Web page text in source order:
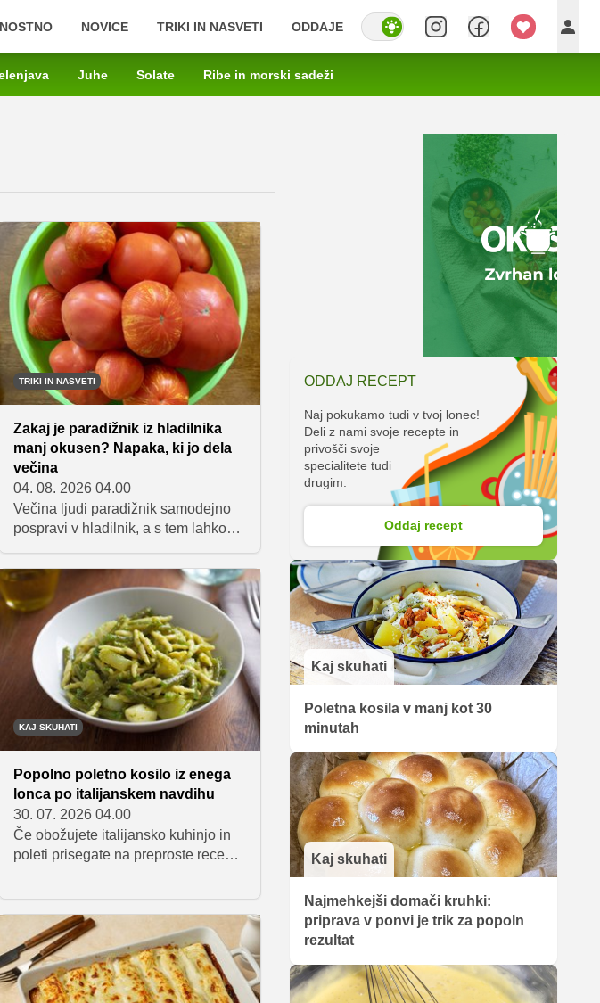
NOVICE TRIKI IN NASVETI ODDAJE
Juhe Solate Ribe in morski sadeži
TRIKI IN NASVETI
Zakaj je paradižnik iz hladilnika
manj okusen? Napaka, ki jo dela
večina
04. 08. 2026 04.00
Večina ljudi paradižnik samodejno
pospravi v hladilnik, a s tem lahko
temperature namreč vplivajo na
aromo, okus in teksturo plodov.
Preverite, kdaj je hladilnik vendarle
dobra izbira in kako paradižnik
shranjevati, da bo ostal čim bolj
sočen in okusen.
KAJ SKUHATI
Popolno poletno kosilo iz enega
lonca po italijanskem navdihu
30. 07. 2026 04.00
Če obožujete italijansko kuhinjo in
poleti prisegate na preproste recepte
ligurijsko združujejo pesto, krompir,
stročji fižol in testenine v okusno,
hranljivo in presenetljivo preprosto
kosilo, ki ga pripravimo v enem
loncu.
ODDAJ RECEPT
Naj pokukamo tudi v tvoj lonec!
Deli z nami svoje recepte in
privošči svoje
specialitete tudi
drugim.
Oddaj recept
Kaj skuhati
Poletna kosila v manj kot 30
minutah
Kaj skuhati
Najmehkejši domači kruhki:
priprava v ponvi je trik za popoln
rezultat